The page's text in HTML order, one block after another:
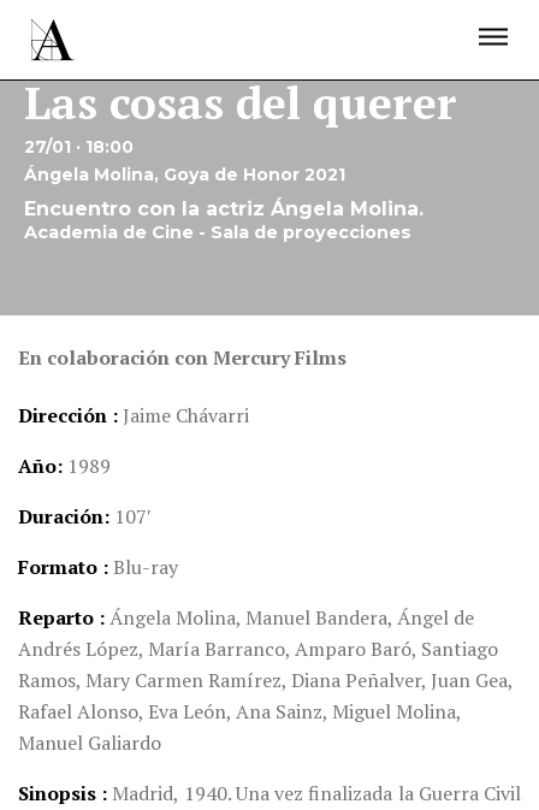
Las cosas del querer
27/01 · 18:00
Ángela Molina, Goya de Honor 2021
Encuentro con la actriz Ángela Molina.
Academia de Cine - Sala de proyecciones
En colaboración con Mercury Films
Dirección
Jaime Chávarri
Año 1989
Duración 107′
Formato Blu-ray
Reparto Ángela Molina, Manuel Bandera, Ángel de
Andrés López, María Barranco, Amparo Baró, Santiago
Ramos, Mary Carmen Ramírez, Diana Peñalver, Juan Gea,
Rafael Alonso, Eva León, Ana Sainz, Miguel Molina,
Manuel Galiardo
Sinopsis
Madrid, 1940. Una vez finalizada la Guerra Civil
ACTUALIDAD
PROYECTOS
ÚNETE A LA ACADEMIA DE CINE
NEWSLETTER